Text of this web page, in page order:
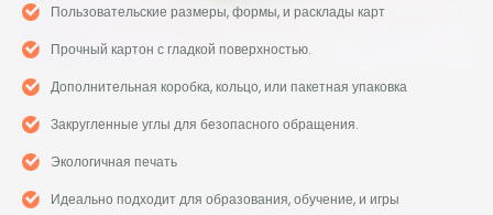
Пользовательские размеры, формы, и расклады карт
Прочный картон с гладкой поверхностью.
Дополнительная коробка, кольцо, или пакетная упаковка
Закругленные углы для безопасного обращения.
Экологичная печать
Идеально подходит для образования, обучение, и игры